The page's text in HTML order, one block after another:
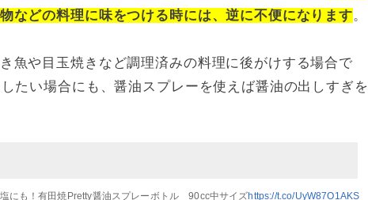
などの料理に味をつける時には、逆に不便になります。
魚や目玉焼きなど調理済みの料理に後がけする場合で
たい場合にも、醤油スプレーを使えば醤油の出しすぎを
にも！有田焼Pretty醤油スプレーボトル 90cc中サイズhttps://t.co/UyW87O1AKS